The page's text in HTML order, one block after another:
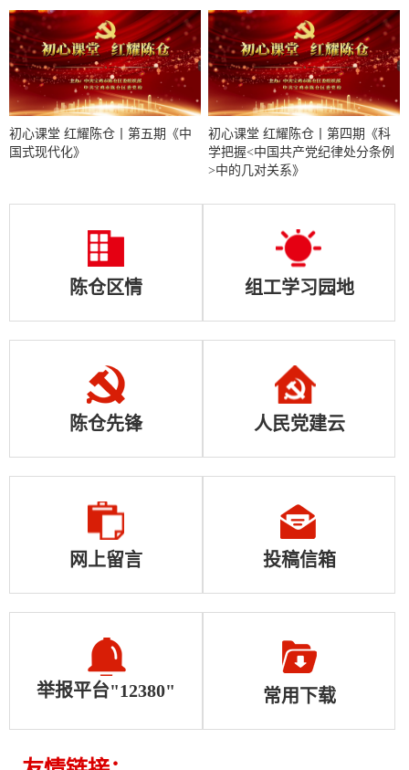
初心课堂 红耀陈仓丨第五期《中
国式现代化》
初心课堂 红耀陈仓丨第四期《科
学把握<中国共产党纪律处分条例
>中的几对关系》
陈仓区情 组工学习园地
陈仓先锋 人民党建云
网上留言 投稿信箱
举报平台"12380" 常用下载